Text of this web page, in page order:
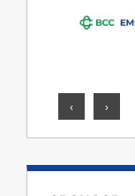
‹ ›